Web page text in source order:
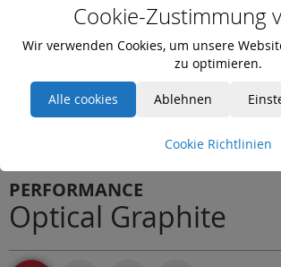
PERFORMANCE
Optical Graphite
Cookie-Zustimmung
Wir verwenden Cookies, um unsere
zu optimieren.
Alle cookies Ablehnen
Cookie Richtlinien